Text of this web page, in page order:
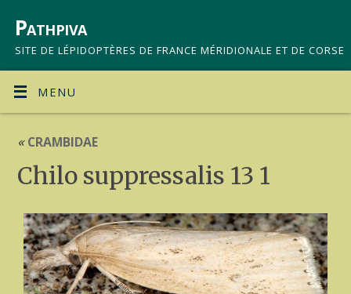
Pathpiva
SITE DE LÉPIDOPTÈRES DE FRANCE MÉRIDIONALE ET DE CORSE
MENU
«CRAMBIDAE
Chilo suppressalis 13 1